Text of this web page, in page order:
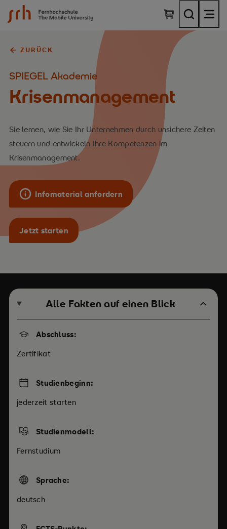
SRH Fernhochschule - The Mobile University
ZURÜCK
SPIEGEL Akademie
Krisenmanagement
Sie lernen, wie Sie Ihr Unternehmen durch unsichere Zeiten
steuern und entwickeln Ihre Kompetenzen im
Krisenmanagement.
Infomaterial anfordern
Jetzt starten
Alle Fakten auf einen Blick
Abschluss:
Zertifikat
Studienbeginn:
jederzeit starten
Studienmodell:
Fernstudium
Sprache:
deutsch